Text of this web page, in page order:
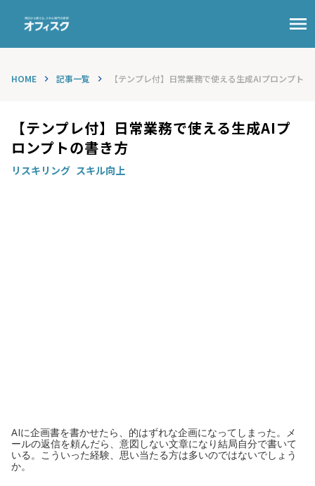
menu
HOME keyboard_arrow_right 記事一覧 keyboard_arrow_right 【テンプレ付】日常業務で使える生成AIプロンプトの
【テンプレ付】日常業務で使える生成AIプ
ロンプトの書き方
リスキリング スキル向上
AIに企画書を書かせたら、的はずれな企画になってしまった。メ
ールの返信を頼んだら、意図しない文章になり結局自分で書いて
いる。こういった経験、思い当たる方は多いのではないでしょう
か。